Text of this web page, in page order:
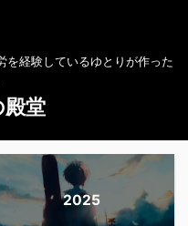
を経験しているゆとりが作った
堂
2025